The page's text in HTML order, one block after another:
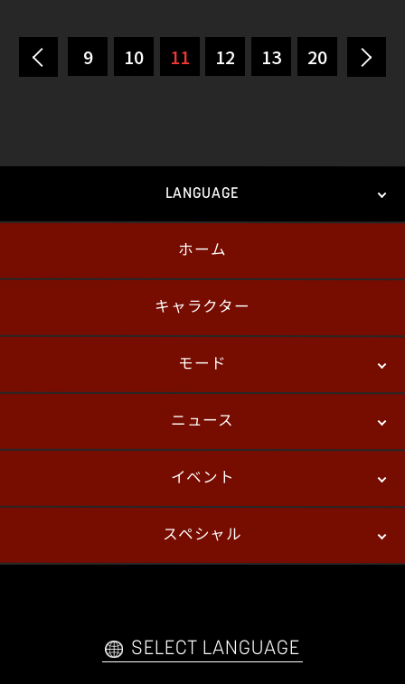
9 10 11 12 13 20
LANGUAGE
English
ホーム
キャラクター
モード
バトル
ニュース
パッチノート
イベント
プレイヤーズ
スペシャル
自己紹介カードメーカー アーケード
SELECT LANGUAGE